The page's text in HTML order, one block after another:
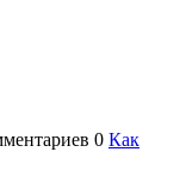
0 Как